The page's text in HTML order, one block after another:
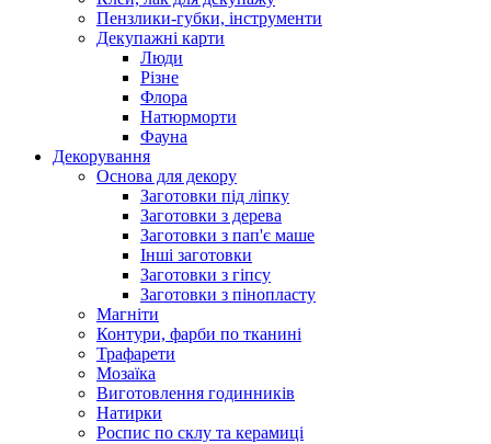
Пензлики-губки, інструменти
Декупажні карти
Люди
Різне
Флора
Натюрморти
Фауна
Декорування
Основа для декору
Заготовки під ліпку
Заготовки з дерева
Заготовки з пап'є маше
Інші заготовки
Заготовки з гіпсу
Заготовки з пінопласту
Магніти
Контури, фарби по тканині
Трафарети
Мозаїка
Виготовлення годинників
Натирки
Роспис по склу та керамиці